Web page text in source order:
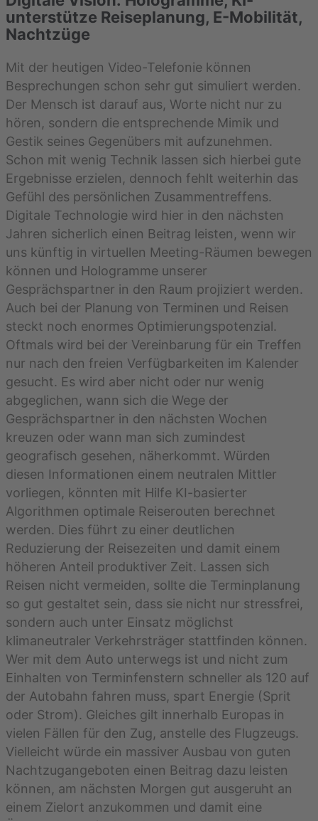
unterstütze Reiseplanung, E-Mobilität,
Nachtzüge
Mit der heutigen Video-Telefonie können
Besprechungen schon sehr gut simuliert werden.
Der Mensch ist darauf aus, Worte nicht nur zu
hören, sondern die entsprechende Mimik und
Gestik seines Gegenübers mit aufzunehmen.
Schon mit wenig Technik lassen sich hierbei gute
Ergebnisse erzielen, dennoch fehlt weiterhin das
Gefühl des persönlichen Zusammentreffens.
Digitale Technologie wird hier in den nächsten
Jahren sicherlich einen Beitrag leisten, wenn wir
uns künftig in virtuellen Meeting-Räumen bewegen
können und Hologramme unserer
Gesprächspartner in den Raum projiziert werden.
Auch bei der Planung von Terminen und Reisen
steckt noch enormes Optimierungspotenzial.
Oftmals wird bei der Vereinbarung für ein Treffen
nur nach den freien Verfügbarkeiten im Kalender
gesucht. Es wird aber nicht oder nur wenig
abgeglichen, wann sich die Wege der
Gesprächspartner in den nächsten Wochen
kreuzen oder wann man sich zumindest
geografisch gesehen, näherkommt. Würden
diesen Informationen einem neutralen Mittler
vorliegen, könnten mit Hilfe KI-basierter
Algorithmen optimale Reiserouten berechnet
werden. Dies führt zu einer deutlichen
Reduzierung der Reisezeiten und damit einem
höheren Anteil produktiver Zeit. Lassen sich
Reisen nicht vermeiden, sollte die Terminplanung
so gut gestaltet sein, dass sie nicht nur stressfrei,
sondern auch unter Einsatz möglichst
klimaneutraler Verkehrsträger stattfinden können.
Wer mit dem Auto unterwegs ist und nicht zum
Einhalten von Terminfenstern schneller als 120 auf
der Autobahn fahren muss, spart Energie (Sprit
oder Strom). Gleiches gilt innerhalb Europas in
vielen Fällen für den Zug, anstelle des Flugzeugs.
Vielleicht würde ein massiver Ausbau von guten
Nachtzugangeboten einen Beitrag dazu leisten
können, am nächsten Morgen gut ausgeruht an
einem Zielort anzukommen und damit eine